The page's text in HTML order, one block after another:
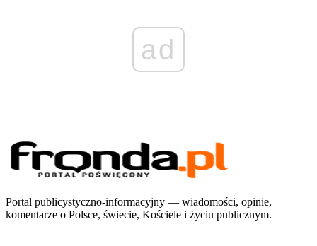
ad
Portal publicystyczno-informacyjny — wiadomości, opinie,
komentarze o Polsce, świecie, Kościele i życiu publicznym.